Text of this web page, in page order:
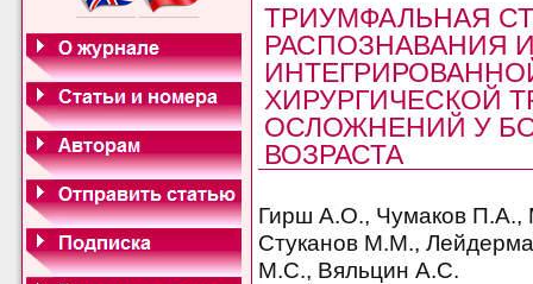
ТРИУМФАЛЬНАЯ
РАСПОЗНАВАНИЯ
ХИРУРГИЧЕСКОЙ
ОСЛОЖНЕНИЙ У
ВОЗРАСТА
Гирш А.О., Чумаков
Стуканов М.М.,
М.С., Вяльцин А.С.